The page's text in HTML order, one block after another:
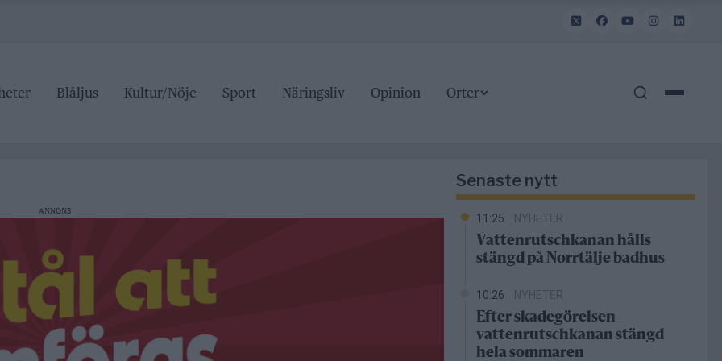
Blåljus Kultur/Nöje Sport Näringsliv Opinion Orter
badhus
ANNONS
Senaste nytt
11:25 NYHETER
Vattenrutschkanan hålls
stängd på Norrtälje badhus
10:26 NYHETER
Efter skadegörelsen –
vattenrutschkanan stängd
hela sommaren